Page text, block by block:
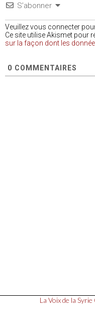
S’abonner
Veuillez vous connecter
Ce site utilise Akismet pour
sur la façon dont les
0 COMMENTAIRES
La Voix de la Syrie